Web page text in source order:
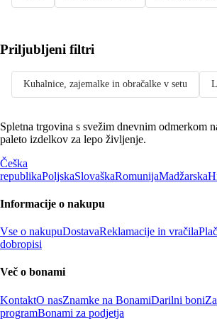
Priljubljeni filtri
Kuhalnice, zajemalke in obračalke v setu
Spletna trgovina s svežim dnevnim odmerkom
paleto izdelkov za lepo življenje.
Češka
republikaPoljskaSlovaškaRomunijaMadžarska
Informacije o nakupu
Vse o nakupuDostavaReklamacije in vračila
dobropisi
Več o bonami
KontaktO nasZnamke na BonamiDarilni boni
programBonami za podjetja